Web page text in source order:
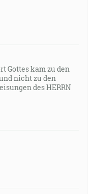
Gottes kam zu den
nicht zu den
des HERRN